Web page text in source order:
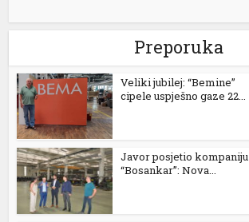
Preporuka
Veliki jubilej: “Bemine”
cipele uspješno gaze 22...
Javor posjetio kompaniju
“Bosankar”: Nova...